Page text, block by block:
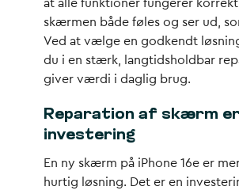
at alle funktioner fungerer
skærmen både føles og ser ud,
Ved at vælge en godkendt
du i en stærk, langtidsholdbar
giver værdi i daglig brug.
Reparation af skærm
investering
En ny skærm på iPhone 16e er
hurtig løsning. Det er en